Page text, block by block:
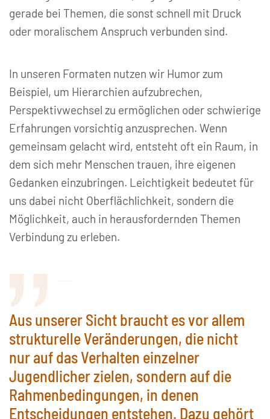
gerade bei Themen, die sonst schnell mit Druck
oder moralischem Anspruch verbunden sind.
In unseren Formaten nutzen wir Humor zum
Beispiel, um Hierarchien aufzubrechen,
Perspektivwechsel zu ermöglichen oder schwierige
Erfahrungen vorsichtig anzusprechen. Wenn
gemeinsam gelacht wird, entsteht oft ein Raum, in
dem sich mehr Menschen trauen, ihre eigenen
Gedanken einzubringen. Leichtigkeit bedeutet für
uns dabei nicht Oberflächlichkeit, sondern die
Möglichkeit, auch in herausfordernden Themen
Verbindung zu erleben.
Aus unserer Sicht braucht es vor allem
strukturelle Veränderungen, die nicht
nur auf das Verhalten einzelner
Jugendlicher zielen, sondern auf die
Rahmenbedingungen, in denen
Entscheidungen entstehen. Dazu gehört